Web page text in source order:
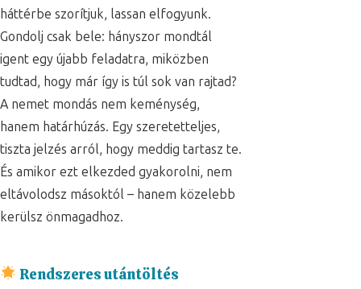
háttérbe szorítjuk, lassan elfogyunk.
Gondolj csak bele: hányszor mondtál
igent egy újabb feladatra, miközben
tudtad, hogy már így is túl sok van rajtad?
A nemet mondás nem keménység,
hanem határhúzás. Egy szeretetteljes,
tiszta jelzés arról, hogy meddig tartasz te.
És amikor ezt elkezded gyakorolni, nem
eltávolodsz másoktól – hanem közelebb
kerülsz önmagadhoz.
Rendszeres utántöltés